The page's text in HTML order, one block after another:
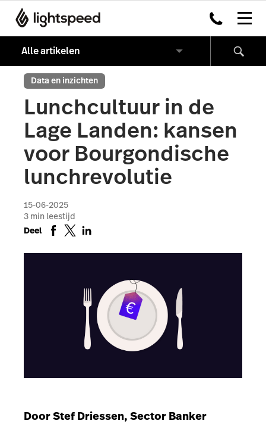
Data en inzichten
Lunchcultuur in de
Lage Landen: kansen
voor Bourgondische
lunchrevolutie
15-06-2025
3 min leestijd
Deel
Door Stef Driessen, Sector Banker